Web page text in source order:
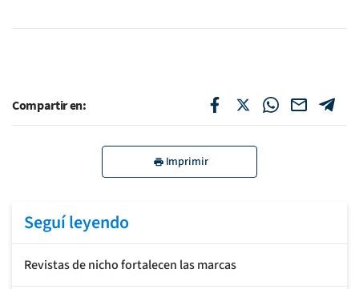
Compartir en:
Imprimir
Seguí leyendo
Revistas de nicho fortalecen las marcas